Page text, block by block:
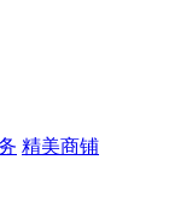
精美商铺